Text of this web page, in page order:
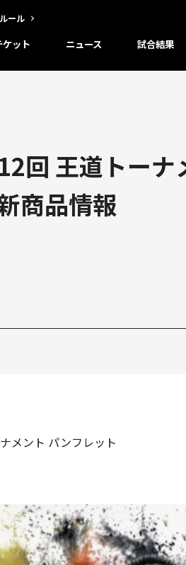
ール
ット ニュース 試合結果
回 王道トー
商品情報
メント パンフレット